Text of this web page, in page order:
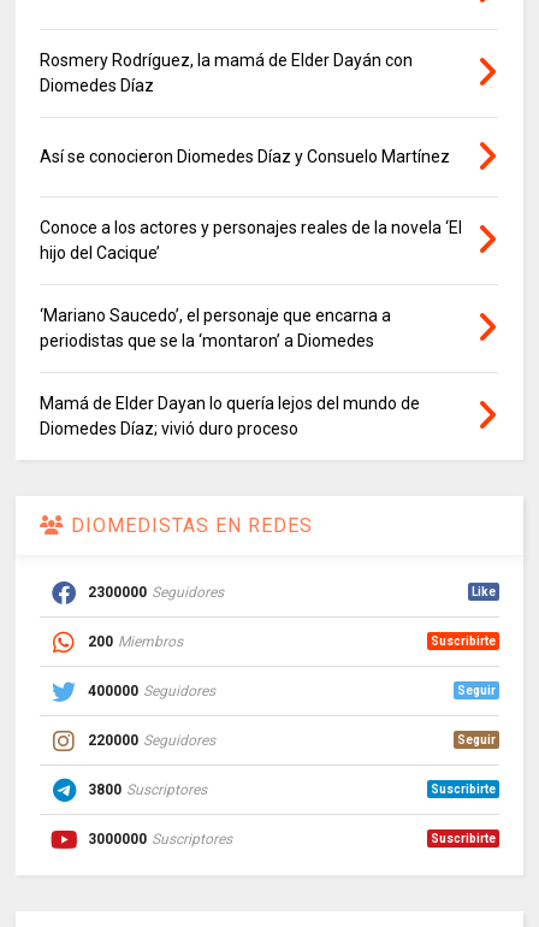
Rosmery Rodríguez, la mamá de Elder Dayán con
Diomedes Díaz
Así se conocieron Diomedes Díaz y Consuelo Martínez
Conoce a los actores y personajes reales de la novela ‘El
hijo del Cacique’
‘Mariano Saucedo’, el personaje que encarna a
periodistas que se la ‘montaron’ a Diomedes
Mamá de Elder Dayan lo quería lejos del mundo de
Diomedes Díaz; vivió duro proceso
DIOMEDISTAS EN REDES
2300000 Seguidores Like
200 Miembros Suscribirte
400000 Seguidores Seguir
220000 Seguidores Seguir
3800 Suscriptores Suscribirte
3000000 Suscriptores Suscribirte